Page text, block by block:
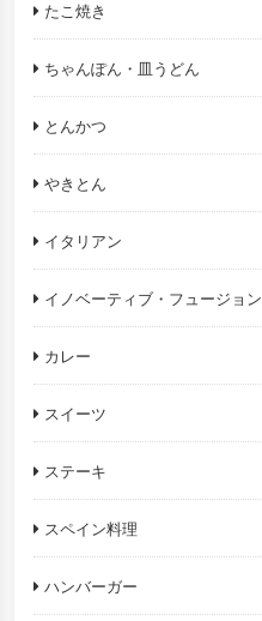
たこ焼き
ちゃんぽん・皿うどん
とんかつ
やきとん
イタリアン
イノベーティブ・フュージョン
カレー
スイーツ
ステーキ
スペイン料理
ハンバーガー